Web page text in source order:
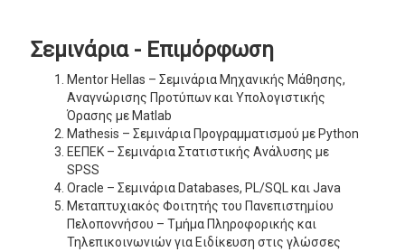
Σεμινάρια - Επιμόρφωση
Mentor Hellas – Σεμινάρια Μηχανικής Μάθησης,
Αναγνώρισης Προτύπων και Υπολογιστικής
Όρασης με Matlab
Mathesis – Σεμινάρια Προγραμματισμού με Python
ΕΕΠΕΚ – Σεμινάρια Στατιστικής Ανάλυσης με
SPSS
Oracle – Σεμινάρια Databases, PL/SQL και Java
Μεταπτυχιακός Φοιτητής του Πανεπιστημίου
Πελοποννήσου – Τμήμα Πληροφορικής και
Τηλεπικοινωνιών για Ειδίκευση στις γλώσσες